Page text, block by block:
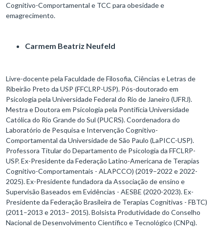
Cognitivo-Comportamental e TCC para obesidade e
emagrecimento.
Carmem Beatriz Neufeld
Livre-docente pela Faculdade de Filosofia, Ciências e Letras de
Ribeirão Preto da USP (FFCLRP-USP). Pós-doutorado em
Psicologia pela Universidade Federal do Rio de Janeiro (UFRJ).
Mestra e Doutora em Psicologia pela Pontifícia Universidade
Católica do Rio Grande do Sul (PUCRS). Coordenadora do
Laboratório de Pesquisa e Intervenção Cognitivo-
Comportamental da Universidade de São Paulo (LaPICC-USP).
Professora Titular do Departamento de Psicologia da FFCLRP-
USP. Ex-Presidente da Federação Latino-Americana de Terapias
Cognitivo-Comportamentais - ALAPCCO) (2019–2022 e 2022-
2025). Ex-Presidente fundadora da Associação de ensino e
Supervisão Baseados em Evidências - AESBE (2020-2023). Ex-
Presidente da Federação Brasileira de Terapias Cognitivas - FBTC)
(2011–2013 e 2013– 2015). Bolsista Produtividade do Conselho
Nacional de Desenvolvimento Científico e Tecnológico (CNPq).